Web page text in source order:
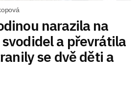
narazila na
a převrátila
se dvě děti a